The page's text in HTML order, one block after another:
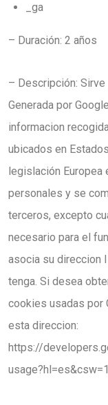
_ga
– Duración: 2 años
– Descripción:
Generada por
informacion
ubicados en
legislación Europea
personales y se
terceros, excepto
necesario para el
asocia su direccion
tenga. Si desea
cookies usadas por
esta direccion:
https://
usage?hl=es&csw=1